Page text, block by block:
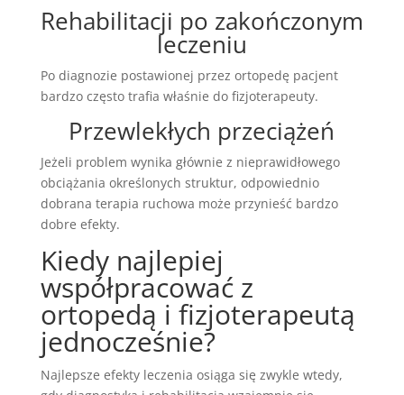
Rehabilitacji po zakończonym
leczeniu
Po diagnozie postawionej przez ortopedę pacjent
bardzo często trafia właśnie do fizjoterapeuty.
Przewlekłych przeciążeń
Jeżeli problem wynika głównie z nieprawidłowego
obciążania określonych struktur, odpowiednio
dobrana terapia ruchowa może przynieść bardzo
dobre efekty.
Kiedy najlepiej
współpracować z
ortopedą i fizjoterapeutą
jednocześnie?
Najlepsze efekty leczenia osiąga się zwykle wtedy,